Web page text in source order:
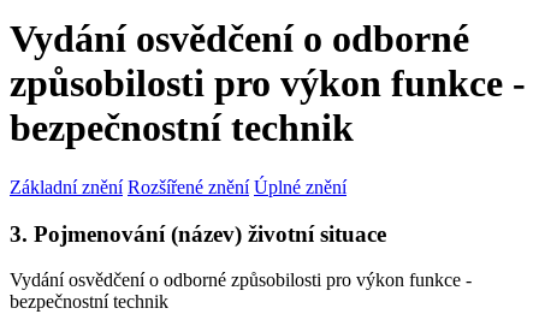
Vydání osvědčení o odborné
způsobilosti pro výkon funkce -
bezpečnostní technik
Základní znění Rozšířené znění Úplné znění
3. Pojmenování (název) životní situace
Vydání osvědčení o odborné způsobilosti pro výkon funkce -
bezpečnostní technik